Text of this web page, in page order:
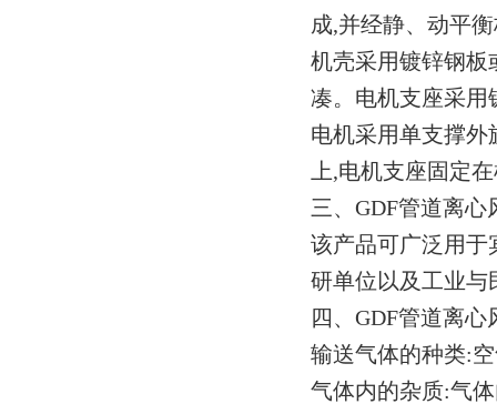
成,并经静、动平
机壳采用镀锌钢板
凑。电机支座采用
电机采用单支撑外
上,电机支座固定
三、GDF管道离心
该产品可广泛用于
研单位以及工业与
四、GDF管道离
输送气体的种类:
气体内的杂质:气